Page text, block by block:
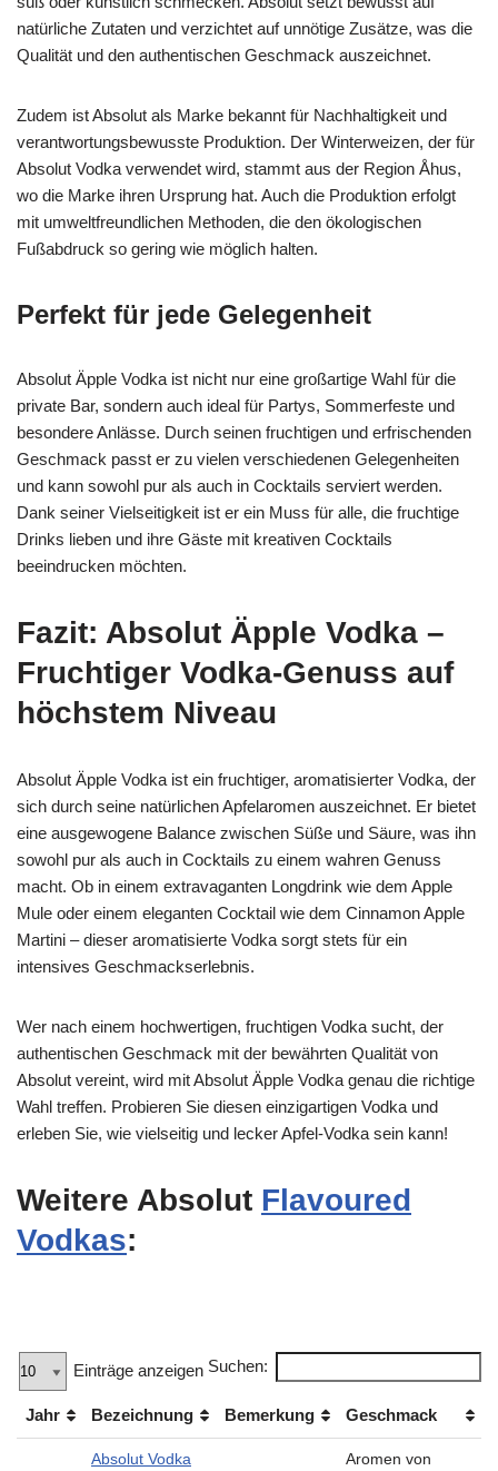
natürliche Zutaten und verzichtet auf unnötige Zusätze, was die
Qualität und den authentischen Geschmack auszeichnet.
Zudem ist Absolut als Marke bekannt für Nachhaltigkeit und
verantwortungsbewusste Produktion. Der Winterweizen, der für
Absolut Vodka verwendet wird, stammt aus der Region Åhus,
wo die Marke ihren Ursprung hat. Auch die Produktion erfolgt
mit umweltfreundlichen Methoden, die den ökologischen
Fußabdruck so gering wie möglich halten.
Perfekt für jede Gelegenheit
Absolut Äpple Vodka ist nicht nur eine großartige Wahl für die
private Bar, sondern auch ideal für Partys, Sommerfeste und
besondere Anlässe. Durch seinen fruchtigen und erfrischenden
Geschmack passt er zu vielen verschiedenen Gelegenheiten
und kann sowohl pur als auch in Cocktails serviert werden.
Dank seiner Vielseitigkeit ist er ein Muss für alle, die fruchtige
Drinks lieben und ihre Gäste mit kreativen Cocktails
beeindrucken möchten.
Fazit: Absolut Äpple Vodka –
Fruchtiger Vodka-Genuss auf
höchstem Niveau
Absolut Äpple Vodka ist ein fruchtiger, aromatisierter Vodka, der
sich durch seine natürlichen Apfelaromen auszeichnet. Er bietet
eine ausgewogene Balance zwischen Süße und Säure, was ihn
sowohl pur als auch in Cocktails zu einem wahren Genuss
macht. Ob in einem extravaganten Longdrink wie dem Apple
Mule oder einem eleganten Cocktail wie dem Cinnamon Apple
Martini – dieser aromatisierte Vodka sorgt stets für ein
intensives Geschmackserlebnis.
Wer nach einem hochwertigen, fruchtigen Vodka sucht, der
authentischen Geschmack mit der bewährten Qualität von
Absolut vereint, wird mit Absolut Äpple Vodka genau die richtige
Wahl treffen. Probieren Sie diesen einzigartigen Vodka und
erleben Sie, wie vielseitig und lecker Apfel-Vodka sein kann!
Weitere Absolut Flavoured
Vodkas:
Einträge anzeigen Suchen:
Jahr Bezeichnung Bemerkung Geschmack
Absolut Vodka
Aromen von